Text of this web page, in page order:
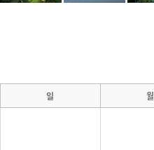
일 월